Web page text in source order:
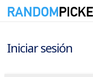
Iniciar sesión